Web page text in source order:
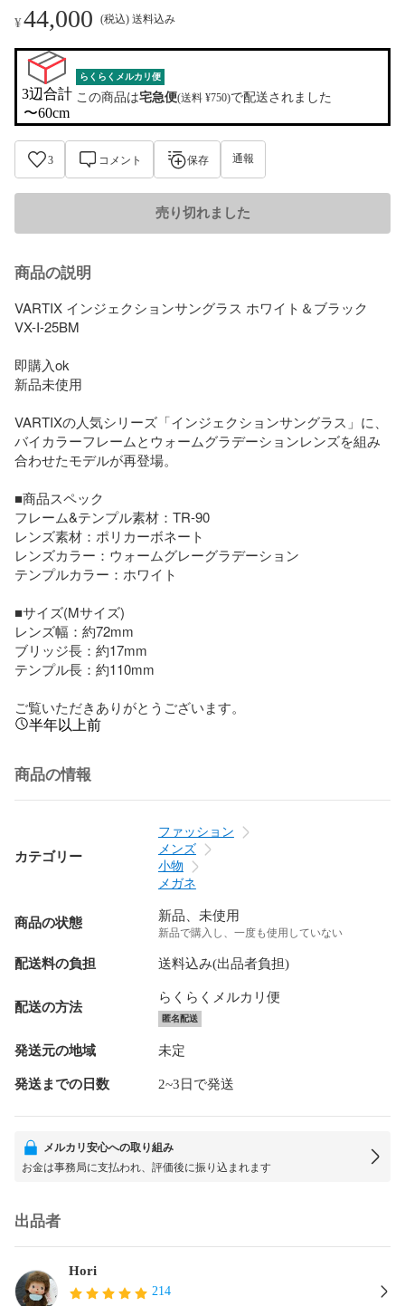
¥44,000 (税込) 送料込み
3辺合計
〜60cm
らくらくメルカリ便
この商品は宅急便(送料 ¥750)で配送されました
3 コメント 保存 通報
売り切れました
商品の説明
VARTIX インジェクションサングラス ホワイト＆ブラック
VX-I-25BM
即購入ok
新品未使用
VARTIXの人気シリーズ「インジェクションサングラス」に、
バイカラーフレームとウォームグラデーションレンズを組み
合わせたモデルが再登場。
■商品スペック
フレーム&テンプル素材：TR-90
レンズ素材：ポリカーボネート
レンズカラー：ウォームグレーグラデーション
テンプルカラー：ホワイト
■サイズ(Mサイズ)
レンズ幅：約72mm
ブリッジ長：約17mm
テンプル長：約110mm
ご覧いただきありがとうございます。
半年以上前
商品の情報
カテゴリー
ファッション
メンズ
小物
メガネ
商品の状態 新品、未使用
新品で購入し、一度も使用していない
配送料の負担 送料込み(出品者負担)
配送の方法
らくらくメルカリ便
匿名配送
発送元の地域 未定
発送までの日数 2~3日で発送
メルカリ安心への取り組み
お金は事務局に支払われ、評価後に振り込まれます
出品者
Hori
214